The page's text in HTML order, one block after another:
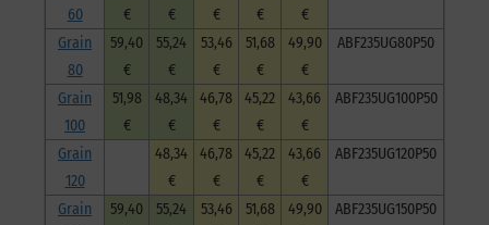
60
€
€
€
€
€
Grain
80
59,40
€
55,24
€
53,46
€
51,68
€
49,90
€
ABF235UG80P50
Grain
100
51,98
€
48,34
€
46,78
€
45,22
€
43,66
€
ABF235UG100P50
Grain
120
48,34
€
46,78
€
45,22
€
43,66
€
ABF235UG120P50
Grain
59,40
55,24
53,46
51,68
49,90
ABF235UG150P50